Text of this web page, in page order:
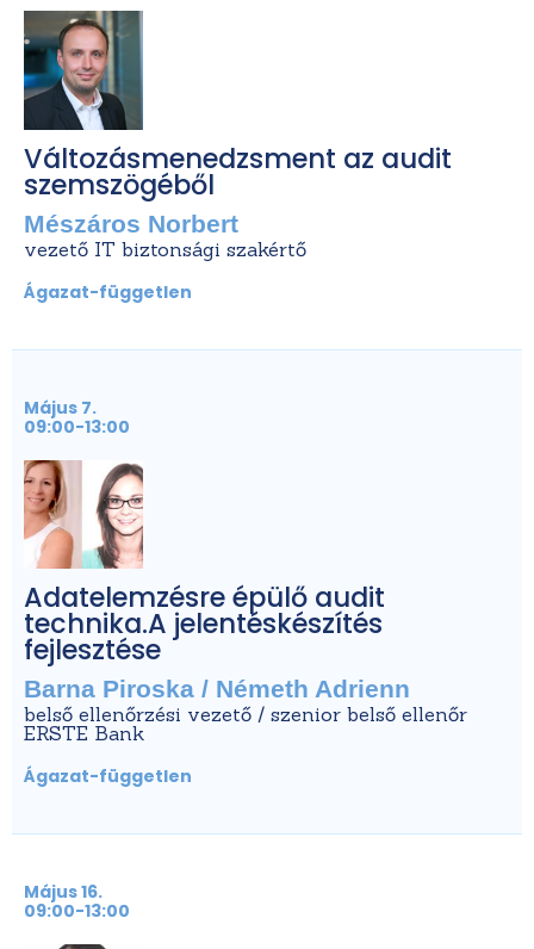
Változásmenedzsment az audit
szemszögéből
Mészáros Norbert
vezető IT biztonsági szakértő
Ágazat-független
Május 7.
09:00-13:00
Adatelemzésre épülő audit
technika.A jelentéskészítés
fejlesztése
Barna Piroska / Németh Adrienn
belső ellenőrzési vezető / szenior belső ellenőr
ERSTE Bank
Ágazat-független
Május 16.
09:00-13:00